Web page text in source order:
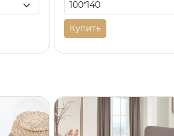
Купить